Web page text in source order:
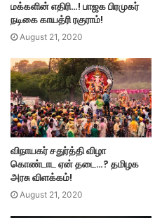
மக்களின் எதிரி…! பாஜக பிரமுகர்
நடிகை காயத்ரி ரகுராம்!
August 21, 2020
விநாயகர் சதுர்த்தி விழா
கொண்டாட ஏன் தடை…? தமிழக
அரசு விளக்கம்!
August 21, 2020